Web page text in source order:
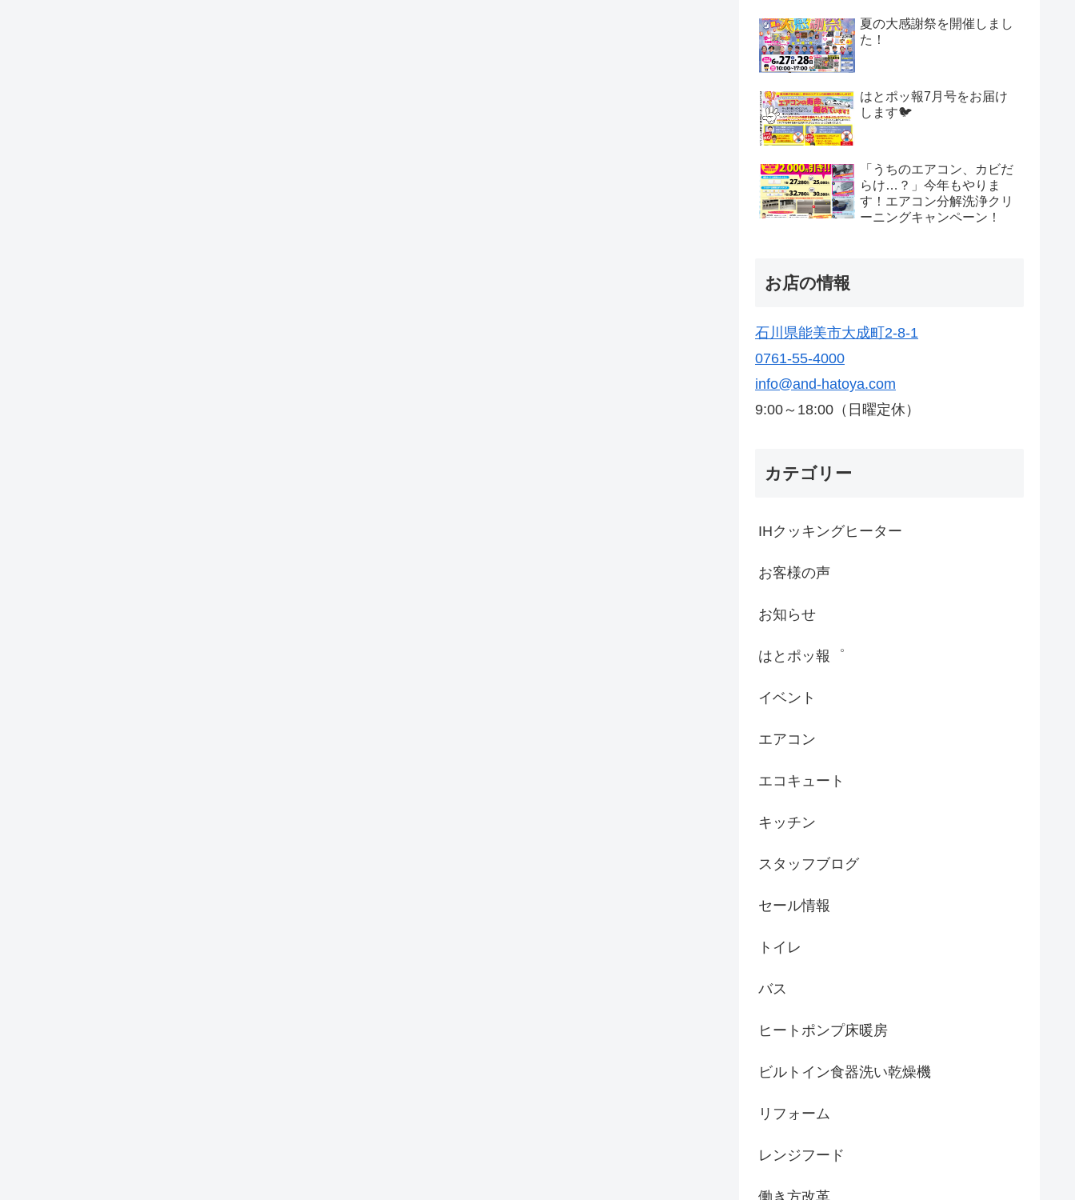
夏の大感謝祭を開催しまし
た！
はとポッ報7月号をお届け
します🐦
「うちのエアコン、カビだ
らけ…？」今年もやりま
す！エアコン分解洗浄クリ
ーニングキャンペーン！
お店の情報
石川県能美市大成町2-8-1
0761-55-4000
info@and-hatoya.com
9:00～18:00（日曜定休）
カテゴリー
IHクッキングヒーター
お客様の声
お知らせ
はとポッ報゜
イベント
エアコン
エコキュート
キッチン
スタッフブログ
セール情報
トイレ
バス
ヒートポンプ床暖房
ビルトイン食器洗い乾燥機
リフォーム
レンジフード
働き方改革